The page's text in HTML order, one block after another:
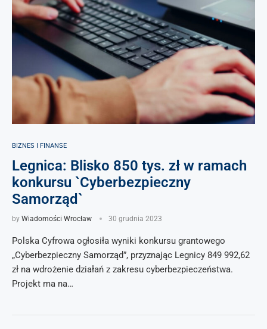
BIZNES I FINANSE
Legnica: Blisko 850 tys. zł w ramach
konkursu `Cyberbezpieczny
Samorząd`
by Wiadomości Wrocław 30 grudnia 2023
Polska Cyfrowa ogłosiła wyniki konkursu grantowego
„Cyberbezpieczny Samorząd”, przyznając Legnicy 849 992,62
zł na wdrożenie działań z zakresu cyberbezpieczeństwa.
Projekt ma na…